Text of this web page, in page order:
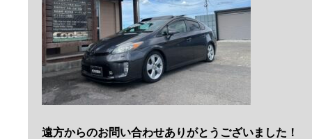
遠方からのお問い合わせありがとうございました！